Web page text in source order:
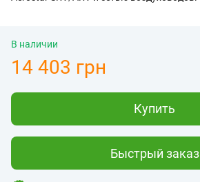
В наличии
14 403 грн
Купить
Быстрый заказ